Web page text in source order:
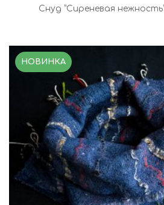
Снуд “Сиреневая
НОВИНКА